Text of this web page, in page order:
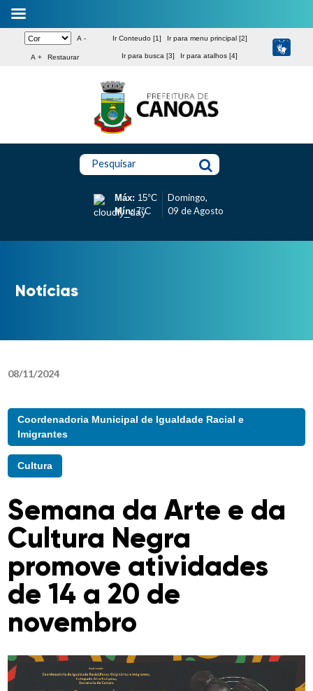
A -
A + Restaurar
Ir Conteudo [1] Ir para menu principal [2]
Ir para busca [3] Ir para atalhos [4]
Pesquisar
Máx: 15°C
Mín:7°C
Domingo,
09 de Agosto
Notícias
08/11/2024
Coordenadoria Municipal de Igualdade Racial e
Imigrantes
Cultura
Semana da Arte e da
Cultura Negra
promove atividades
de 14 a 20 de
novembro